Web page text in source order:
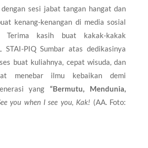
sesi jabat tangan hangat dan
kenang-kenangan di media sosial
Terima kasih buat kakak-kakak
STAI-PIQ Sumbar atas dedikasinya
buat kuliahnya, cepat wisuda, dan
menebar ilmu kebaikan demi
yang“Bermutu, Mendunia,
you when I see you, Kak! (AA. Foto: